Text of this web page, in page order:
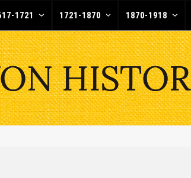
1721 1721-1870 1870-1918